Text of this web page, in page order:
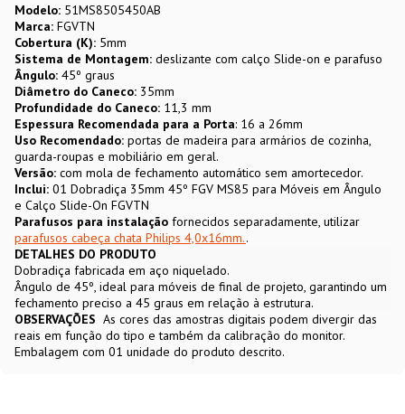
Modelo: 51MS8505450AB
Marca: FGVTN
Cobertura (K): 5mm
Sistema de Montagem: deslizante com calço Slide-on e parafuso
Ângulo: 45º graus
Diâmetro do Caneco: 35mm
Profundidade do Caneco: 11,3 mm
Espessura Recomendada para a Porta: 16 a 26mm
Uso Recomendado: portas de madeira para armários de cozinha,
guarda-roupas e mobiliário em geral.
Versão: com mola de fechamento automático sem amortecedor.
Inclui: 01 Dobradiça 35mm 45º FGV MS85 para Móveis em Ângulo
e Calço Slide-On FGVTN
Parafusos para instalação fornecidos separadamente, utilizar
parafusos cabeça chata Philips 4,0x16mm..
DETALHES DO PRODUTO
Dobradiça fabricada em aço niquelado.
Ângulo de 45º, ideal para móveis de final de projeto, garantindo um
fechamento preciso a 45 graus em relação à estrutura.
OBSERVAÇÕES As cores das amostras digitais podem divergir das
reais em função do tipo e também da calibração do monitor.
Embalagem com 01 unidade do produto descrito.